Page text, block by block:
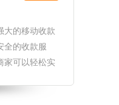
大的移动收款
全的收款服
家可以轻松实
种支付方